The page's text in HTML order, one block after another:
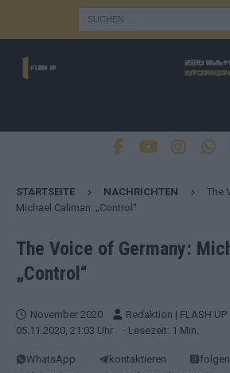
STARTSEITE NACHRICHTEN
The
Michael Caliman: „Control“
The Voice of Germany:
„Control“
November 2020 Redaktion | FLASH UP
05.11.2020, 21:03 Uhr
· Lesezeit: 1 Min.
WhatsApp kontaktieren folgen